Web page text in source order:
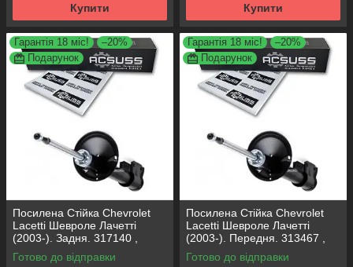
Купити Купити
Гарантія 18 міс!
–20%
Подарунок
Посилена Стійка Chevrolet
Lacetti Шевроле Лачетті
(2003-). Задня. 317140 ,
313469 KOREA Аксусс!
Готово до відправки
Гарантія 18 міс!
–20%
Подарунок
Посилена Стійка Chevrolet
Lacetti Шевроле Лачетті
(2003-). Передня. 313467 ,
317152 KOREA Аксусс!
Готово до відправки